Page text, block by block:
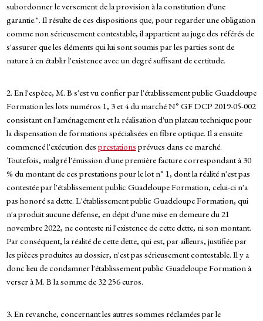
subordonner le versement de la provision à la constitution d'une
garantie.". Il résulte de ces dispositions que, pour regarder une obligation
comme non sérieusement contestable, il appartient au juge des référés de
s'assurer que les éléments qui lui sont soumis par les parties sont de
nature à en établir l'existence avec un degré suffisant de certitude.
2. En l'espèce, M. B s'est vu confier par l'établissement public Guadeloupe
Formation les lots numéros 1, 3 et 4 du marché N° GF DCP 2019-05-002
consistant en l'aménagement et la réalisation d'un plateau technique pour
la dispensation de formations spécialisées en fibre optique. Il a ensuite
commencé l'exécution des prestations prévues dans ce marché.
Toutefois, malgré l'émission d'une première facture correspondant à 30
% du montant de ces prestations pour le lot n° 1, dont la réalité n'est pas
contestée par l'établissement public Guadeloupe Formation, celui-ci n'a
pas honoré sa dette. L'établissement public Guadeloupe Formation, qui
n'a produit aucune défense, en dépit d'une mise en demeure du 21
novembre 2022, ne conteste ni l'existence de cette dette, ni son montant.
Par conséquent, la réalité de cette dette, qui est, par ailleurs, justifiée par
les pièces produites au dossier, n'est pas sérieusement contestable. Il y a
donc lieu de condamner l'établissement public Guadeloupe Formation à
verser à M. B la somme de 32 256 euros.
3. En revanche, concernant les autres sommes réclamées par le